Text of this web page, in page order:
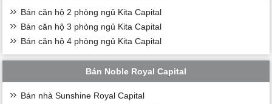
Bán căn hộ 2 phòng ngủ Kita Capital
Bán căn hộ 3 phòng ngủ Kita Capital
Bán căn hộ 4 phòng ngủ Kita Capital
Bán Noble Royal Capital
Bán nhà Sunshine Royal Capital